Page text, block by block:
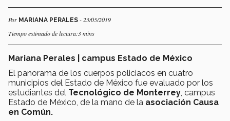
Por MARIANA PERALES - 23/05/2019
Tiempo estimado de lectura:3 mins
Mariana Perales | campus Estado de México
El panorama de los cuerpos policiacos en cuatro
municipios del Estado de México fue evaluado por los
estudiantes del Tecnológico de Monterrey , campus
Estado de México, de la mano de la asociación Causa
en Común.